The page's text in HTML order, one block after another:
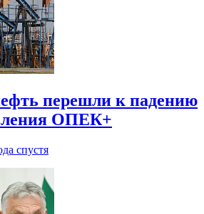
перешли к падению
ОПЕК+
спустя